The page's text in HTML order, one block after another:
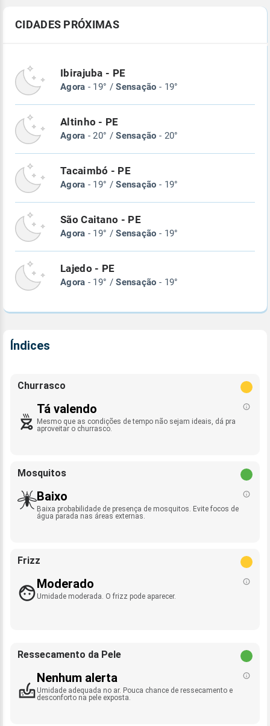
CIDADES PRÓXIMAS
Ibirajuba - PE
Agora - 19° /Sensação - 19°
Altinho - PE
Agora - 20° /Sensação - 20°
Tacaimbó - PE
Agora - 19° /Sensação - 19°
São Caitano - PE
Agora - 19° /Sensação - 19°
Lajedo - PE
Agora - 19° /Sensação - 19°
Índices
Churrasco
Tá valendo
Mesmo que as condições de tempo não sejam ideais, dá pra
aproveitar o churrasco.
Mosquitos
Baixo
Baixa probabilidade de presença de mosquitos. Evite focos de
água parada nas áreas externas.
Frizz
Moderado
Umidade moderada. O frizz pode aparecer.
Ressecamento da Pele
Nenhum alerta
Umidade adequada no ar. Pouca chance de ressecamento e
desconforto na pele exposta.